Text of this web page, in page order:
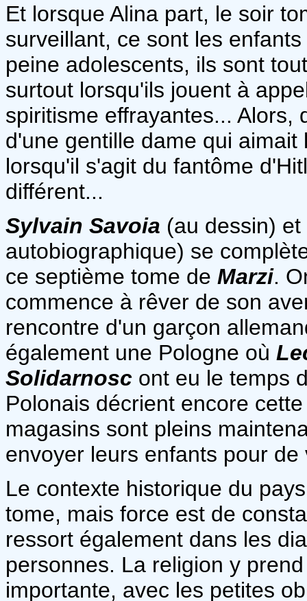
Et lorsque Alina part, le soir
surveillant, ce sont les
peine adolescents, ils sont
surtout lorsqu'ils jouent à
spiritisme effrayantes... Alors,
d'une gentille dame qui
lorsqu'il s'agit du fantôme
différent...
Sylvain Savoia (au dessin) et
autobiographique) se
ce septième tome de Marzi.
commence à rêver de son
rencontre d'un garçon
également une Pologne où
Solidarnosc ont eu le temps
Polonais décrient encore
magasins sont pleins
envoyer leurs enfants pour
Le contexte historique du
tome, mais force est de
ressort également dans les
personnes. La religion y
importante, avec les petites